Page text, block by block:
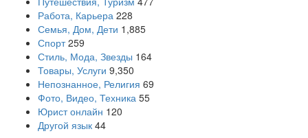
Работа, Карьера 228
Семья, Дом, Дети 1,885
Спорт 259
Стиль, Мода, Звезды 164
Товары, Услуги 9,350
Непознанное, Религия 69
Фото, Видео, Техника 55
Юрист онлайн 120
Другой язык 44